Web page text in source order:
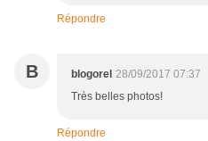
Répondre
B blogorel 28/09/2017 07:37
Très belles photos!
Répondre